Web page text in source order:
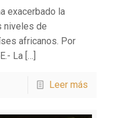
exacerbado la
niveles de
africanos. Por
La […]
Leer más